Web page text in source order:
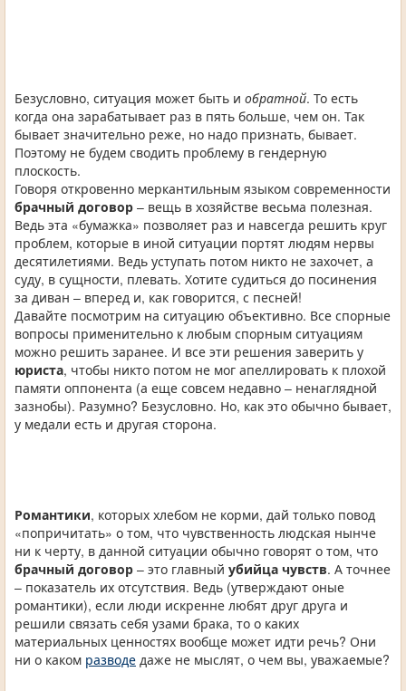
Безусловно, ситуация может быть и обратной. То есть
когда она зарабатывает раз в пять больше, чем он. Так
бывает значительно реже, но надо признать, бывает.
Поэтому не будем сводить проблему в гендерную
плоскость.
Говоря откровенно меркантильным языком современности
брачный договор – вещь в хозяйстве весьма полезная.
Ведь эта «бумажка» позволяет раз и навсегда решить круг
проблем, которые в иной ситуации портят людям нервы
десятилетиями. Ведь уступать потом никто не захочет, а
суду, в сущности, плевать. Хотите судиться до посинения
за диван – вперед и, как говорится, с песней!
Давайте посмотрим на ситуацию объективно. Все спорные
вопросы применительно к любым спорным ситуациям
можно решить заранее. И все эти решения заверить у
юриста, чтобы никто потом не мог апеллировать к плохой
памяти оппонента (а еще совсем недавно – ненаглядной
зазнобы). Разумно? Безусловно. Но, как это обычно бывает,
у медали есть и другая сторона.
Романтики, которых хлебом не корми, дай только повод
«попричитать» о том, что чувственность людская нынче
ни к черту, в данной ситуации обычно говорят о том, что
брачный договор – это главный убийца чувств. А точнее
– показатель их отсутствия. Ведь (утверждают оные
романтики), если люди искренне любят друг друга и
решили связать себя узами брака, то о каких
материальных ценностях вообще может идти речь? Они
ни о каком разводе даже не мыслят, о чем вы, уважаемые?